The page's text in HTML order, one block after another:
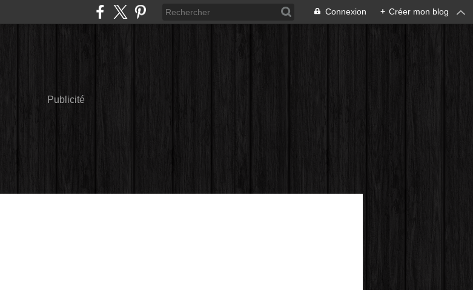
Connexion + Créer mon blog
Publicité